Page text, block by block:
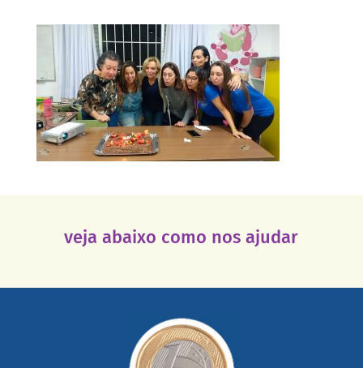
veja abaixo como nos ajudar
saiba mais